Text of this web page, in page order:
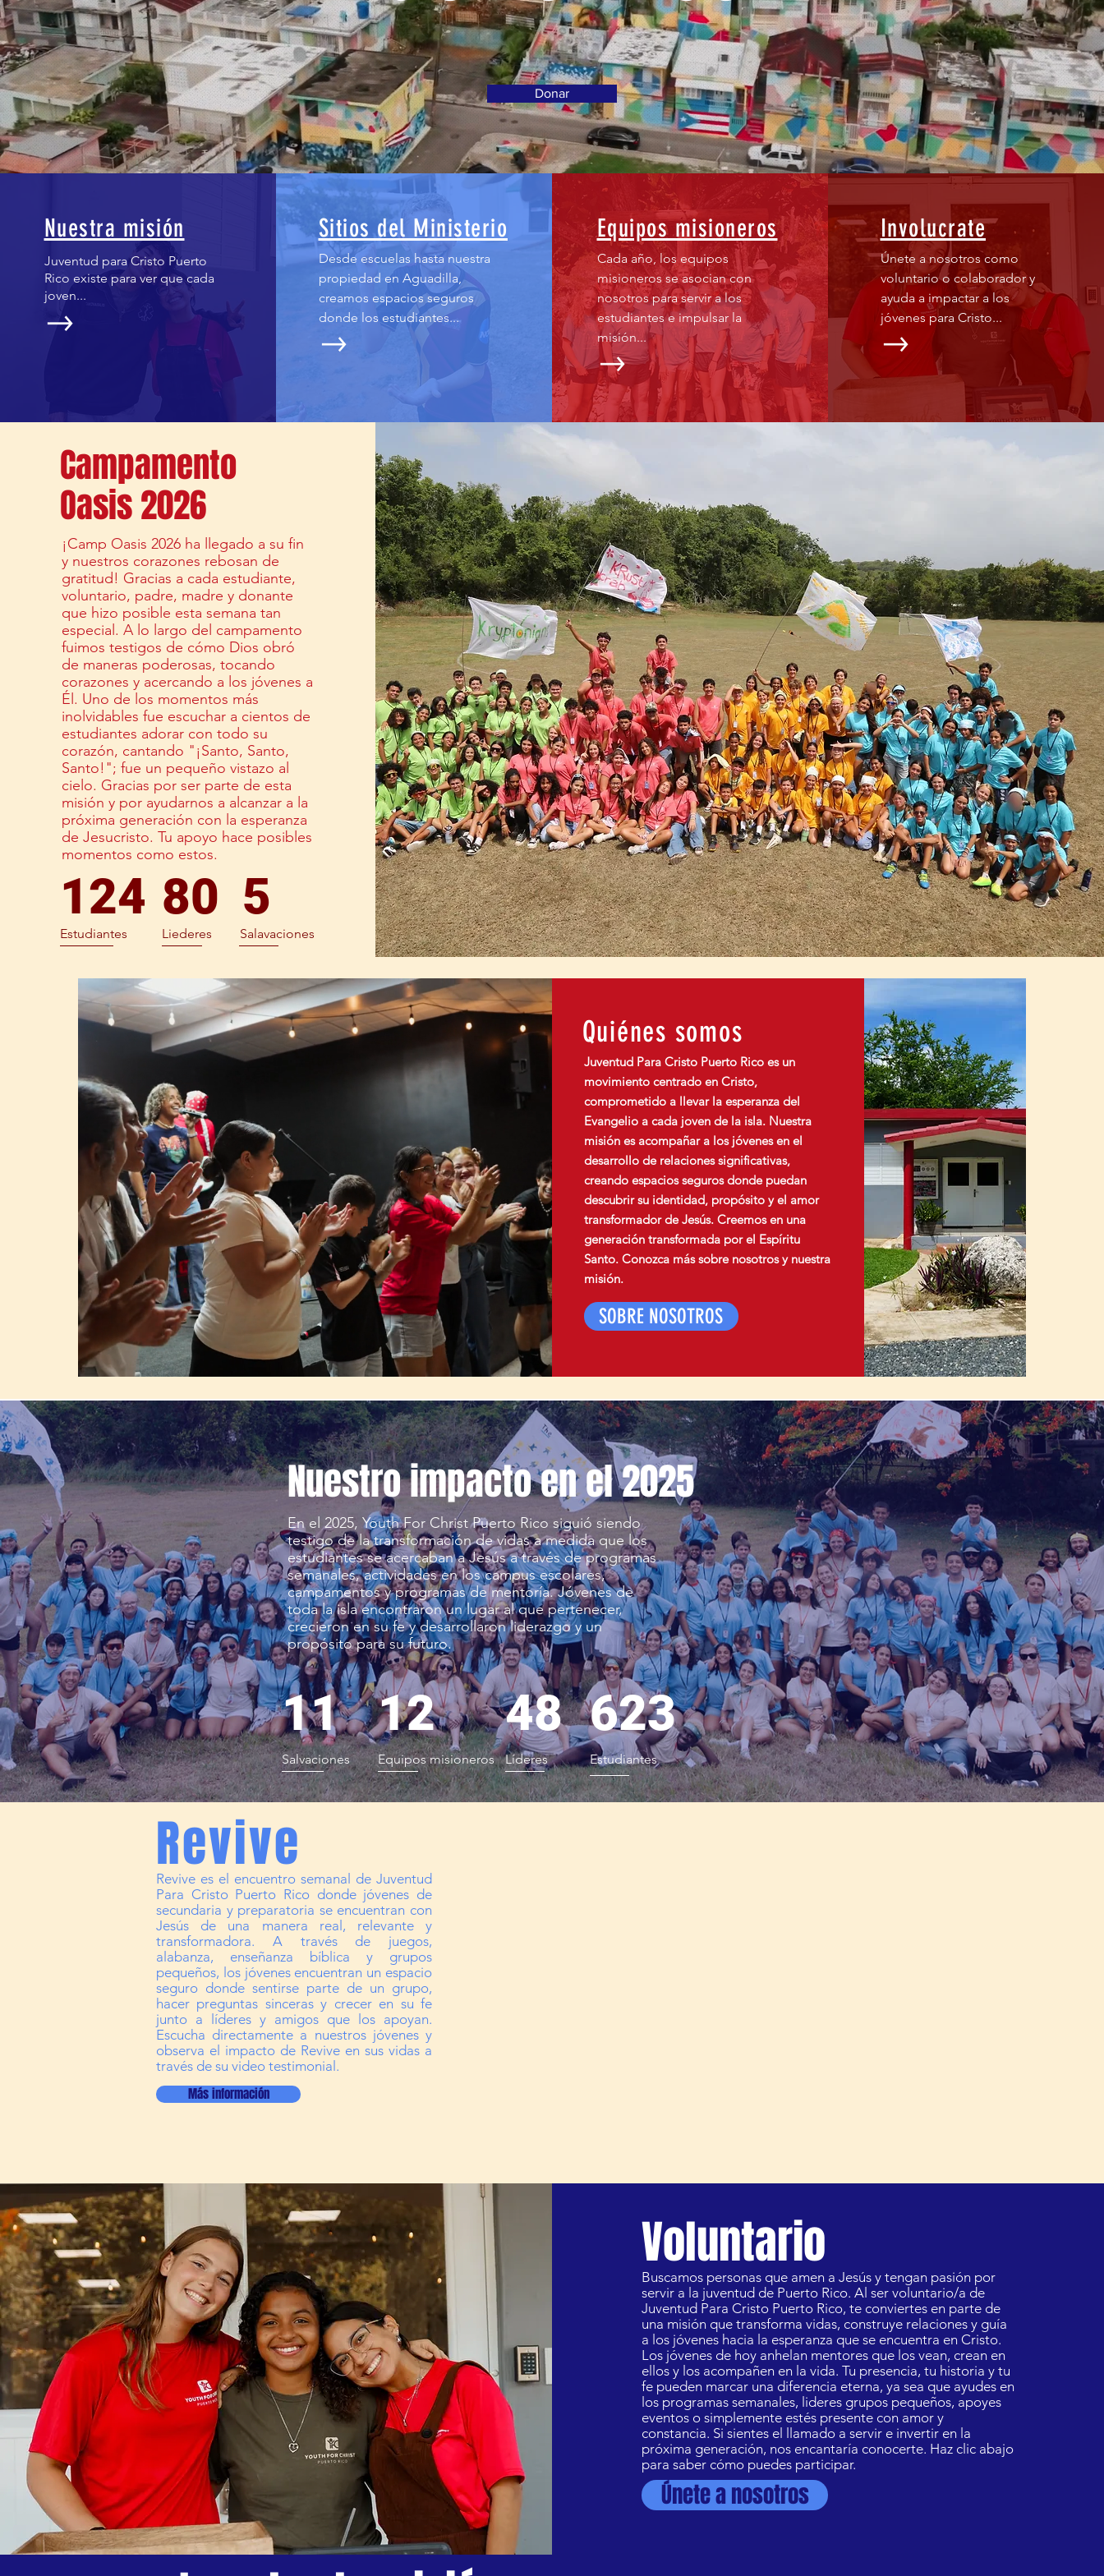
Donar
Nuestra misión
Juventud para Cristo Puerto
Rico existe para ver que cada
joven...
Sitios del Ministerio
Desde escuelas hasta nuestra
propiedad en Aguadilla,
creamos espacios seguros
donde los estudiantes...
Equipos misioneros
Cada año, los equipos
misioneros se asocian con
nosotros para servir a los
estudiantes e impulsar la
misión...
Involucrate
Únete a nosotros como
voluntario o colaborador y
ayuda a impactar a los
jóvenes para Cristo...
Campamento
Oasis 2026
¡Camp Oasis 2026 ha llegado a su fin
y nuestros corazones rebosan de
gratitud! Gracias a cada estudiante,
voluntario, padre, madre y donante
que hizo posible esta semana tan
especial. A lo largo del campamento
fuimos testigos de cómo Dios obró
de maneras poderosas, tocando
corazones y acercando a los jóvenes a
Él. Uno de los momentos más
inolvidables fue escuchar a cientos de
estudiantes adorar con todo su
corazón, cantando "¡Santo, Santo,
Santo!"; fue un pequeño vistazo al
cielo. Gracias por ser parte de esta
misión y por ayudarnos a alcanzar a la
próxima generación con la esperanza
de Jesucristo. Tu apoyo hace posibles
momentos como estos.
124 80 5
Estudiantes Liederes Salavaciones
Quiénes somos
Juventud Para Cristo Puerto Rico es un
movimiento centrado en Cristo,
comprometido a llevar la esperanza del
Evangelio a cada joven de la isla. Nuestra
misión es acompañar a los jóvenes en el
desarrollo de relaciones significativas,
creando espacios seguros donde puedan
descubrir su identidad, propósito y el amor
transformador de Jesús. Creemos en una
generación transformada por el Espíritu
Santo. Conozca más sobre nosotros y nuestra
misión.
SOBRE NOSOTROS
Nuestro impacto en el 2025
En el 2025, Youth For Christ Puerto Rico siguió siendo
testigo de la transformación de vidas a medida que los
estudiantes se acercaban a Jesús a través de programas
semanales, actividades en los campus escolares,
campamentos y programas de mentoría. Jóvenes de
toda la isla encontraron un lugar al que pertenecer,
crecieron en su fe y desarrollaron liderazgo y un
propósito para su futuro.
11 12 48 623
Salvaciones Equipos misioneros Líderes Estudiantes
Revive
Revive es el encuentro semanal de Juventud
Para Cristo Puerto Rico donde jóvenes de
secundaria y preparatoria se encuentran con
Jesús de una manera real, relevante y
transformadora. A través de juegos,
alabanza, enseñanza bíblica y grupos
pequeños, los jóvenes encuentran un espacio
seguro donde sentirse parte de un grupo,
hacer preguntas sinceras y crecer en su fe
junto a líderes y amigos que los apoyan.
Escucha directamente a nuestros jóvenes y
observa el impacto de Revive en sus vidas a
través de su video testimonial.
Más información
Voluntario
Buscamos personas que amen a Jesús y tengan pasión por
servir a la juventud de Puerto Rico. Al ser voluntario/a de
Juventud Para Cristo Puerto Rico, te conviertes en parte de
una misión que transforma vidas, construye relaciones y guía
a los jóvenes hacia la esperanza que se encuentra en Cristo.
Los jóvenes de hoy anhelan mentores que los vean, crean en
ellos y los acompañen en la vida. Tu presencia, tu historia y tu
fe pueden marcar una diferencia eterna, ya sea que ayudes en
los programas semanales, lideres grupos pequeños, apoyes
eventos o simplemente estés presente con amor y
constancia. Si sientes el llamado a servir e invertir en la
próxima generación, nos encantaría conocerte. Haz clic abajo
para saber cómo puedes participar.
Únete a nosotros